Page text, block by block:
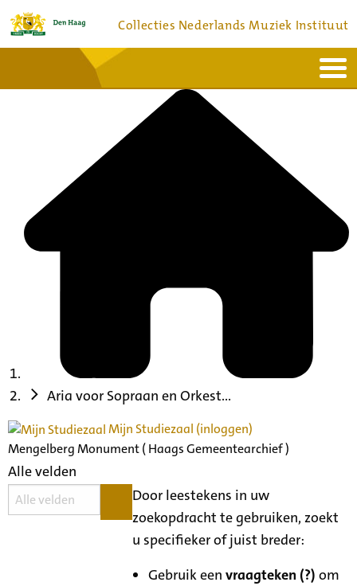
Collecties Nederlands Muziek Instituut
Bronnen en collecties
Aria voor Sopraan en Orkest...
Mijn Studiezaal (inloggen)
Mengelberg Monument ( Haags Gemeentearchief )
Alle velden
Door leestekens in uw
zoekopdracht te gebruiken, zoekt
u specifieker of juist breder:
Gebruik eenvraagteken (?) om